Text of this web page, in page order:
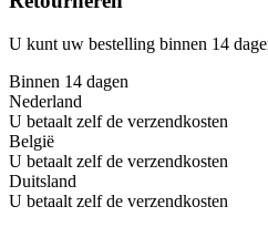
U kunt uw bestelling binnen 14
Binnen 14 dagen
Nederland
U betaalt zelf de verzendkosten
België
U betaalt zelf de verzendkosten
Duitsland
U betaalt zelf de verzendkosten